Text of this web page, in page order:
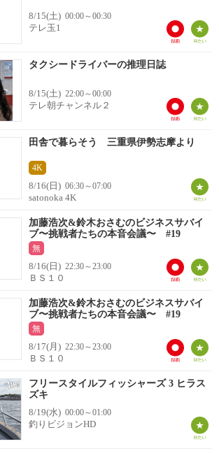
8/15(土) 00:00～00:30
テレ玉1
タクシードライバーの推理日誌
8/15(土) 22:00～00:00
テレ朝チャンネル２
田舎で暮らそう 三重県伊勢志摩より
4K
8/16(日) 06:30～07:00
satonoka 4K
加藤浩次&鈴木おさむのビジネスサバイ
ブ〜挑戦者たちの本音会議〜 #19
無
8/16(日) 22:30～23:00
ＢＳ１０
加藤浩次&鈴木おさむのビジネスサバイ
ブ〜挑戦者たちの本音会議〜 #19
無
8/17(月) 22:30～23:00
ＢＳ１０
フリースタイルフィッシャーズ 3 ヒラス
ズキ
8/19(水) 00:00～01:00
釣りビジョンHD